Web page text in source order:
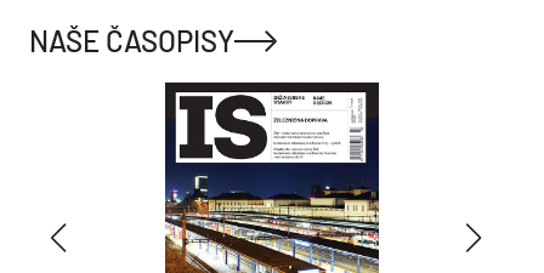
NAŠE ČASOPISY